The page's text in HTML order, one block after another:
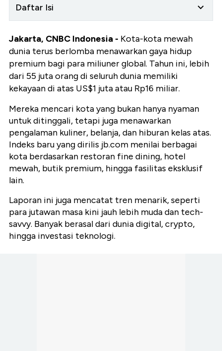
Daftar Isi
Jakarta, CNBC Indonesia - Kota-kota mewah
dunia terus berlomba menawarkan gaya hidup
premium bagi para miliuner global. Tahun ini, lebih
dari 55 juta orang di seluruh dunia memiliki
kekayaan di atas US$1 juta atau Rp16 miliar.
Mereka mencari kota yang bukan hanya nyaman
untuk ditinggali, tetapi juga menawarkan
pengalaman kuliner, belanja, dan hiburan kelas atas.
Indeks baru yang dirilis jb.com menilai berbagai
kota berdasarkan restoran fine dining, hotel
mewah, butik premium, hingga fasilitas eksklusif
lain.
Laporan ini juga mencatat tren menarik, seperti
para jutawan masa kini jauh lebih muda dan tech-
savvy. Banyak berasal dari dunia digital, crypto,
hingga investasi teknologi.